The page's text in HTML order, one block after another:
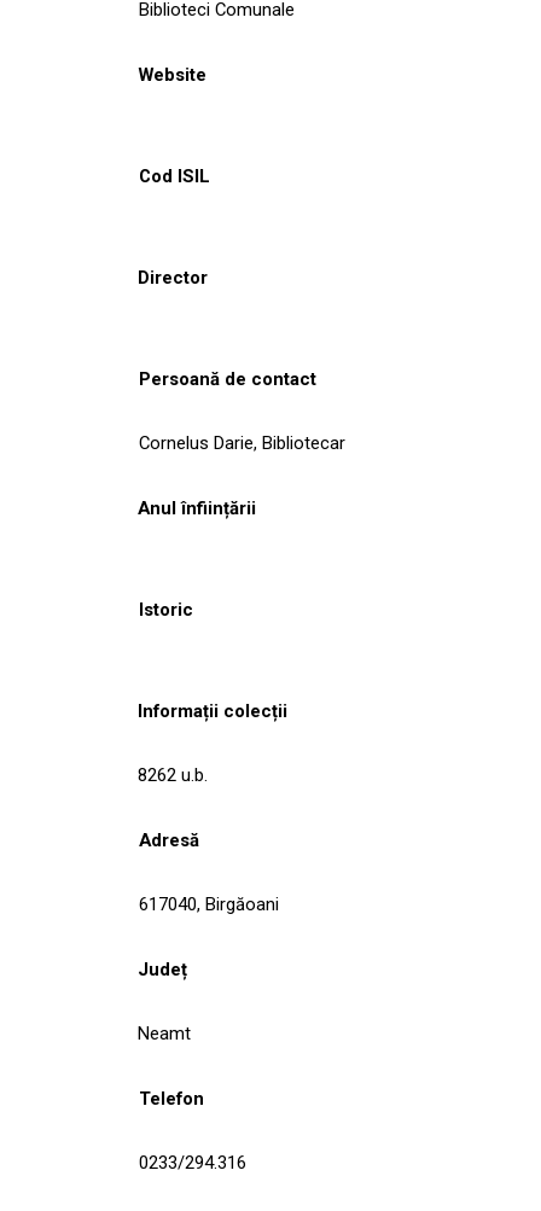
Biblioteci Comunale
Website
Cod ISIL
Director
Persoană de contact
Cornelus Darie, Bibliotecar
Anul înființării
Istoric
Informații colecții
8262 u.b.
Adresă
617040, Birgăoani
Județ
Neamt
Telefon
0233/294.316